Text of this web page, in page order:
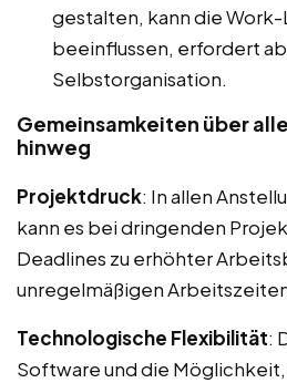
gestalten, kann die
beeinflussen, erfordert
Selbstorganisation.
Gemeinsamkeiten über
hinweg
Projektdruck: In allen
kann es bei dringenden
Deadlines zu erhöhter
unregelmäßigen
Technologische Flexibilität:
Software und die